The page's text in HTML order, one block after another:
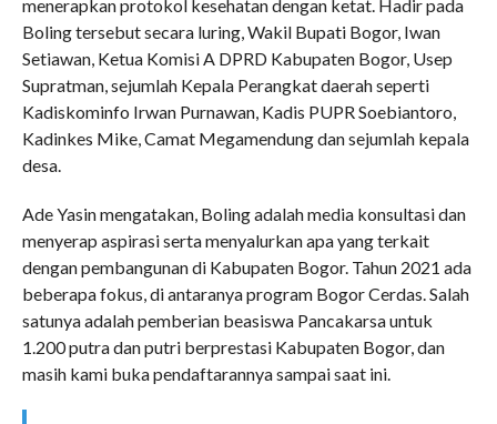
menerapkan protokol kesehatan dengan ketat. Hadir pada
Boling tersebut secara luring, Wakil Bupati Bogor, Iwan
Setiawan, Ketua Komisi A DPRD Kabupaten Bogor, Usep
Supratman, sejumlah Kepala Perangkat daerah seperti
Kadiskominfo Irwan Purnawan, Kadis PUPR Soebiantoro,
Kadinkes Mike, Camat Megamendung dan sejumlah kepala
desa.
Ade Yasin mengatakan, Boling adalah media konsultasi dan
menyerap aspirasi serta menyalurkan apa yang terkait
dengan pembangunan di Kabupaten Bogor. Tahun 2021 ada
beberapa fokus, di antaranya program Bogor Cerdas. Salah
satunya adalah pemberian beasiswa Pancakarsa untuk
1.200 putra dan putri berprestasi Kabupaten Bogor, dan
masih kami buka pendaftarannya sampai saat ini.